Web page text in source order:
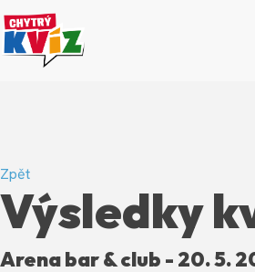
Zpět
Výsledky
Arena bar & club - 20. 5.